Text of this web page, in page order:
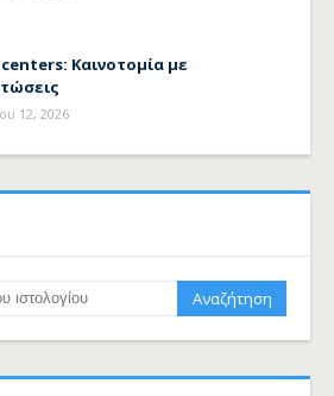
Καινοτομία με
12, 2026